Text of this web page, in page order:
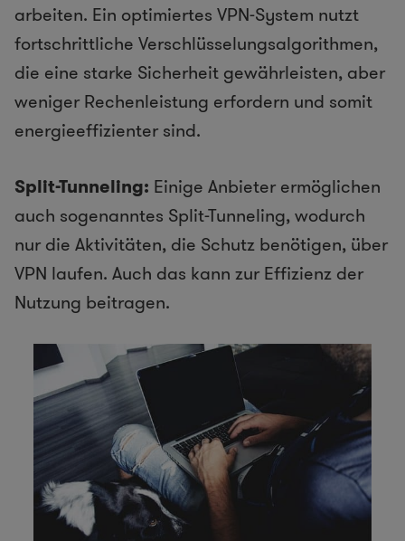
arbeiten. Ein optimiertes VPN-System nutzt
fortschrittliche Verschlüsselungsalgorithmen,
die eine starke Sicherheit gewährleisten, aber
weniger Rechenleistung erfordern und somit
energieeffizienter sind.
Split-Tunneling: Einige Anbieter ermöglichen
auch sogenanntes Split-Tunneling, wodurch
nur die Aktivitäten, die Schutz benötigen, über
VPN laufen. Auch das kann zur Effizienz der
Nutzung beitragen.